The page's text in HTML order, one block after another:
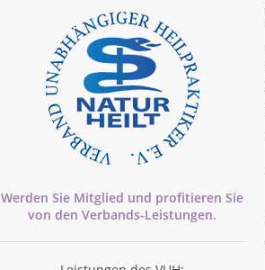
Werden Sie Mitglied und profitieren Sie
von den Verbands-Leistungen.